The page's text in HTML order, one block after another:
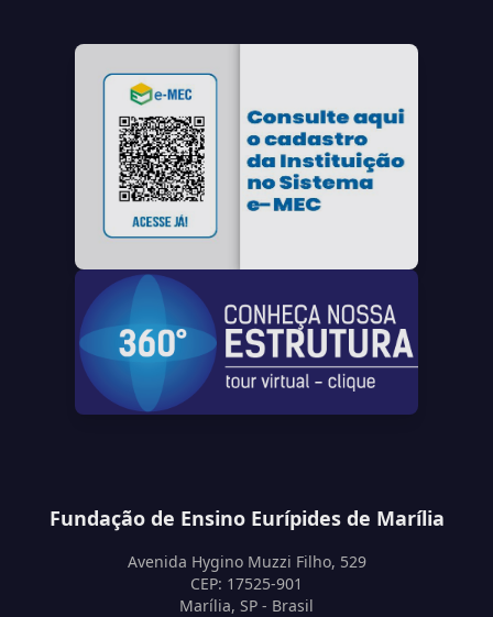
Fundação de Ensino Eurípides de Marília
Avenida Hygino Muzzi Filho, 529
CEP: 17525-901
Marília, SP - Brasil